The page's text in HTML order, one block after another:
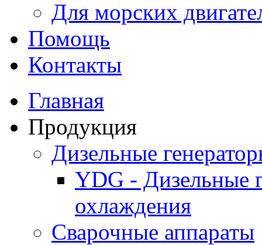
Для морских
Помощь
Контакты
Главная
Продукция
Дизельные
YDG - Дизельные
охлаждения
Cварочные аппараты